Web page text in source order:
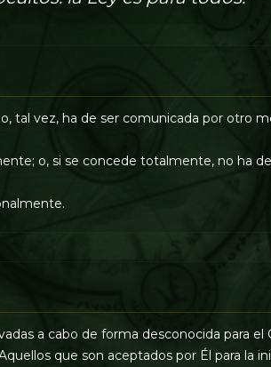
tal vez, ha de ser comunicada por otro
o, si se concede totalmente, no ha
a cabo de forma desconocida para
que son aceptados por Él para la